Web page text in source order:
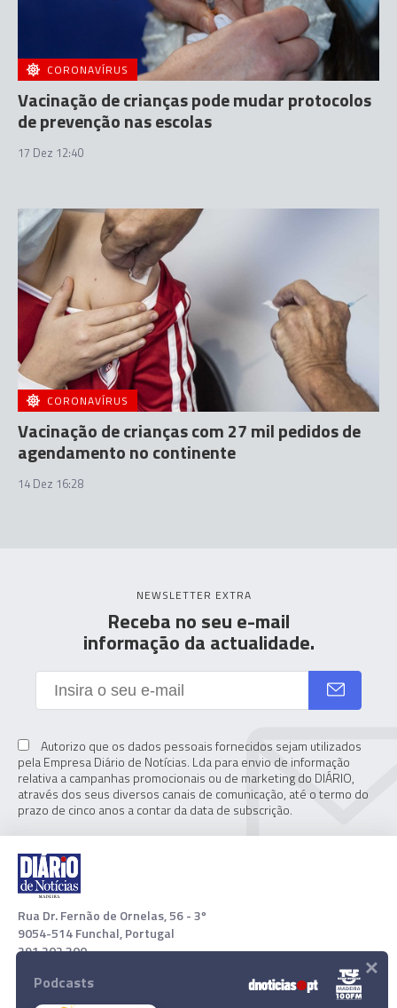
CORONAVÍRUS
Vacinação de crianças pode mudar protocolos
de prevenção nas escolas
17 Dez 12:40
CORONAVÍRUS
Vacinação de crianças com 27 mil pedidos de
agendamento no continente
14 Dez 16:28
NEWSLETTER EXTRA
Receba no seu e-mail
informação da actualidade.
Autorizo que os dados pessoais fornecidos sejam utilizados
pela Empresa Diário de Notícias. Lda para envio de informação
relativa a campanhas promocionais ou de marketing do DIÁRIO,
através dos seus diversos canais de comunicação, até o termo do
prazo de cinco anos a contar da data de subscrição.
Rua Dr. Fernão de Ornelas, 56 - 3º
9054-514 Funchal, Portugal
291 202 300
Download App
Podcasts ×